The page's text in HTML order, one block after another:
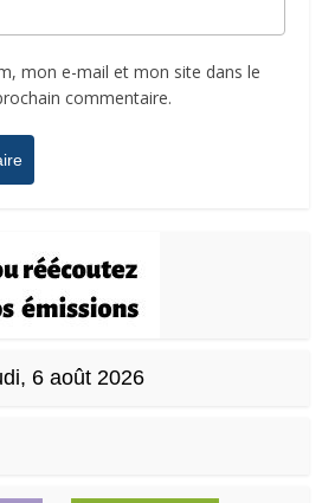
mon e-mail et mon site dans le
commentaire.
6 août 2026